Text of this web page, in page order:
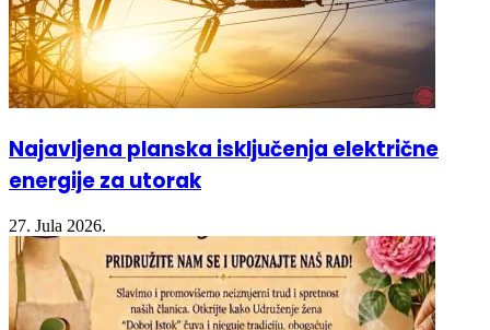
Najavljena planska isključenja električne
energije za utorak
27. Jula 2026.